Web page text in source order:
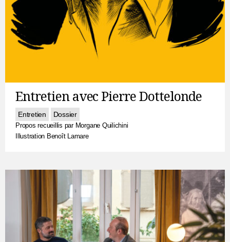
Entretien avec Pierre Dottelonde
Entretien Dossier
Propos recueillis par Morgane Quilichini
Illustration Benoît Lamare